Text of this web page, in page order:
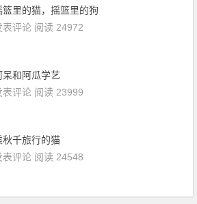
篮里的猫，摇篮里的狗
表评论 阅读 24972
呆和阿瓜学艺
表评论 阅读 23999
秋千旅行的猫
表评论 阅读 24548